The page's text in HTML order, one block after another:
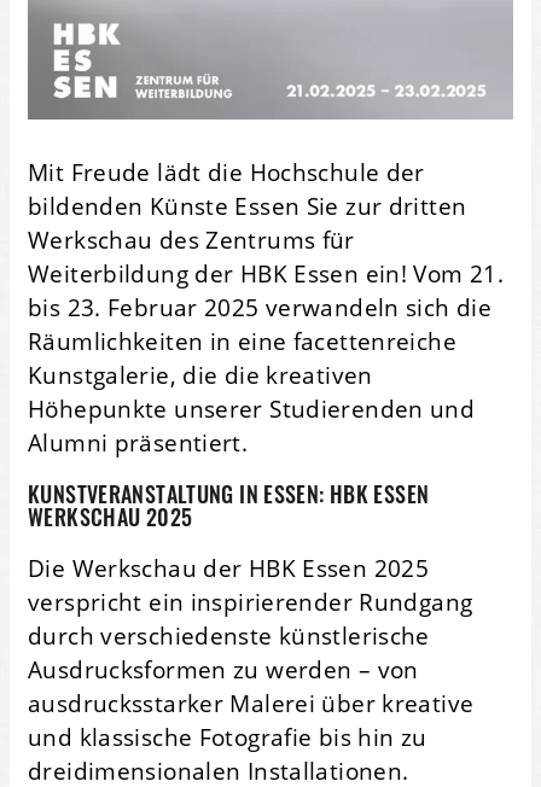
Mit Freude lädt die Hochschule der
bildenden Künste Essen Sie zur dritten
Werkschau des Zentrums für
Weiterbildung der HBK Essen ein! Vom 21.
bis 23. Februar 2025 verwandeln sich die
Räumlichkeiten in eine facettenreiche
Kunstgalerie, die die kreativen
Höhepunkte unserer Studierenden und
Alumni präsentiert.
KUNSTVERANSTALTUNG IN ESSEN: HBK ESSEN
WERKSCHAU 2025
Die Werkschau der HBK Essen 2025
verspricht ein inspirierender Rundgang
durch verschiedenste künstlerische
Ausdrucksformen zu werden – von
ausdrucksstarker Malerei über kreative
und klassische Fotografie bis hin zu
dreidimensionalen Installationen.